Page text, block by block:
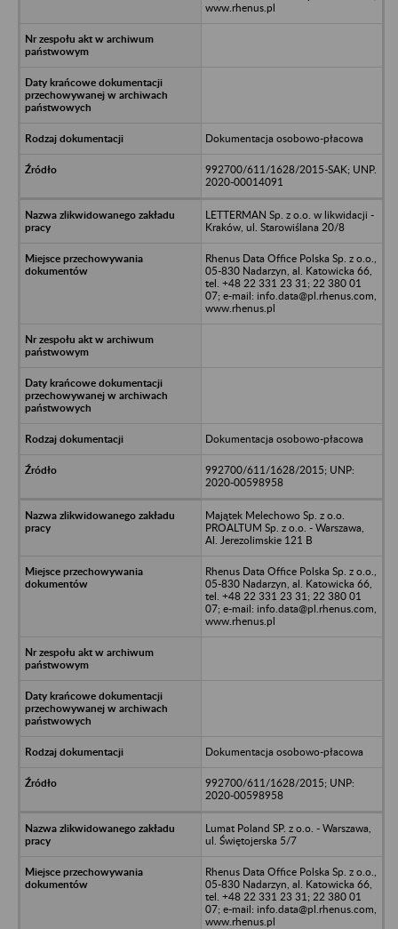
www.rhenus.pl
Dokumentacja osobowo-płacowa
992700/611/1628/2015-SAK; UNP.
2020-00014091
LETTERMAN Sp. z o.o. w likwidacji -
Kraków, ul. Starowiślana 20/8
Rhenus Data Office Polska Sp. z o.o.,
05-830 Nadarzyn, al. Katowicka 66,
tel. +48 22 331 23 31; 22 380 01
07; e-mail: info.data@pl.rhenus.com,
www.rhenus.pl
Dokumentacja osobowo-płacowa
992700/611/1628/2015; UNP:
2020-00598958
Majątek Melechowo Sp. z o.o.
PROALTUM Sp. z o.o. - Warszawa,
Al. Jerezolimskie 121 B
Rhenus Data Office Polska Sp. z o.o.,
05-830 Nadarzyn, al. Katowicka 66,
tel. +48 22 331 23 31; 22 380 01
07; e-mail: info.data@pl.rhenus.com,
www.rhenus.pl
Dokumentacja osobowo-płacowa
992700/611/1628/2015; UNP:
2020-00598958
Lumat Poland SP. z o.o. - Warszawa,
ul. Świętojerska 5/7
Rhenus Data Office Polska Sp. z o.o.,
05-830 Nadarzyn, al. Katowicka 66,
tel. +48 22 331 23 31; 22 380 01
07; e-mail: info.data@pl.rhenus.com,
www.rhenus.pl